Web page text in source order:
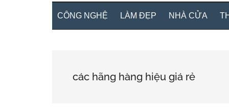
CÔNG NGHỆ LÀM ĐẸP NHÀ CỬA
các hãng hàng hiệu giá rẻ